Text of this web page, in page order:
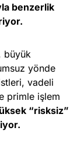
benzerlik
büyük
yönde
vadeli
primle işlem
“risksiz”